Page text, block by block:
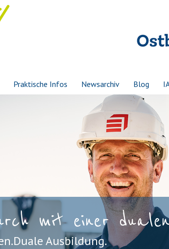
Praktische Infos Newsarchiv Blog
mit einer dualen
Ausbildung.